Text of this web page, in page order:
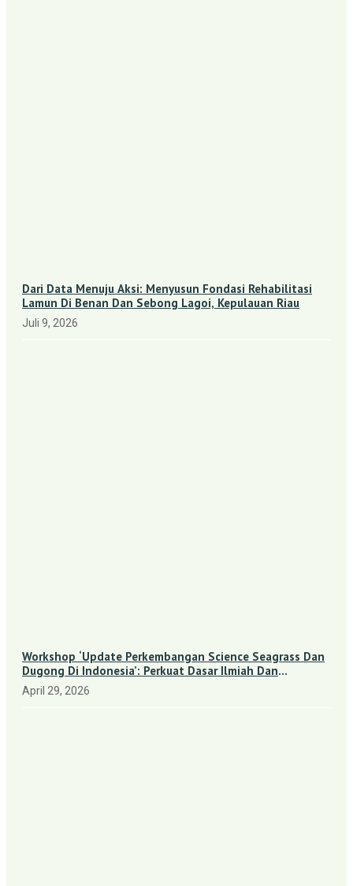
Dari Data Menuju Aksi: Menyusun Fondasi Rehabilitasi
Lamun Di Benan Dan Sebong Lagoi, Kepulauan Riau
Juli 9, 2026
Workshop ‘Update Perkembangan Science Seagrass Dan
Dugong Di Indonesia’: Perkuat Dasar Ilmiah Dan
Kolaborasi Konservasi
April 29, 2026